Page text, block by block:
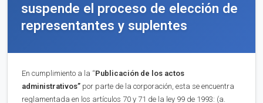
suspende el proceso de elección de
representantes y suplentes
En cumplimiento a la “Publicación de los actos
administrativos” por parte de la corporación, esta se encuentra
reglamentada en los artículos 70 y 71 de la ley 99 de 1993: (a.